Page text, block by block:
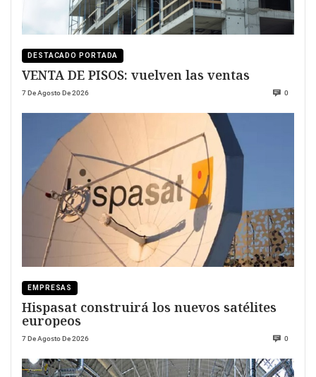
DESTACADO PORTADA
VENTA DE PISOS: vuelven las ventas
7 De Agosto De 2026 0
EMPRESAS
Hispasat construirá los nuevos satélites
europeos
7 De Agosto De 2026 0